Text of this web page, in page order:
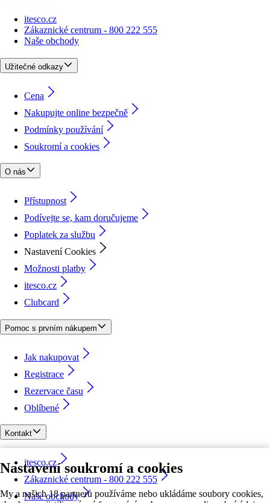
Nastavení soukromí a cookies
My a našich 18 partnerů používáme nebo ukládáme soubory cookies,
itesco.cz
Zákaznické centrum - 800 222 555
Naše obchody
Užitečné odkazy
Cena
Nakupujte online bezpečně
Podmínky používání
Soukromí a cookies
O nás
Přístupnost
Podívejte se, kam doručujeme
Poplatek za službu
Nastavení Cookies
Možnosti platby
itesco.cz
Clubcard
Pomoc s prvním nákupem
Jak nakupovat
Registrace
Rezervace času
Oblíbené
Kontakt
itesco.cz
Zákaznické centrum - 800 222 555
Naše obchody